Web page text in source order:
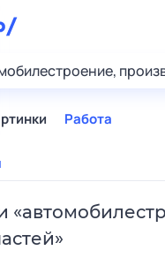
Работа
«
»